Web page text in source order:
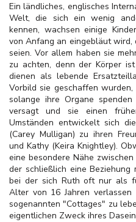
Ein ländliches, englisches
Welt, die sich ein wenig
kennen, wachsen einige
von Anfang an eingebläut wird,
seien. Vor allem haben sie
zu achten, denn der Körper
dienen als lebende
Vorbild sie geschaffen wurden,
solange ihre Organe
versagt und sie einen
Umständen entwickelt sich
(Carey Mulligan) zu ihren
und Kathy (Keira Knightley).
eine besondere Nähe
der schließlich eine Beziehung
bei der sich Ruth oft nur als
Alter von 16 Jahren
sogenannten "Cottages" zu
eigentlichen Zweck ihres